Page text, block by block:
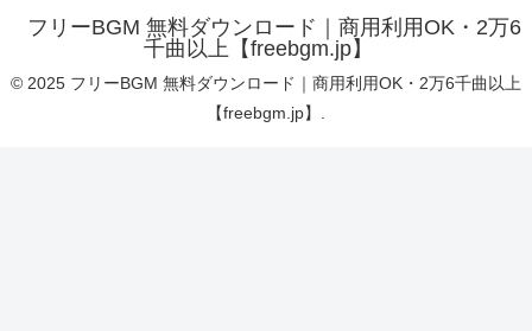
フリーBGM 無料ダウンロード｜商用利用OK・2万6
千曲以上【freebgm.jp】
© 2025 フリーBGM 無料ダウンロード｜商用利用OK・2万6千曲以上
【freebgm.jp】.